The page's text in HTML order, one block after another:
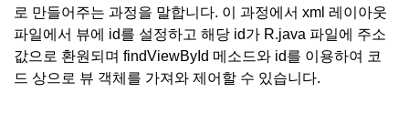
로 만들어주는 과정을 말합니다. 이 과정에서 xml 레이아웃
파일에서 뷰에 id를 설정하고 해당 id가 R.java 파일에 주소
값으로 환원되며 findViewById 메소드와 id를 이용하여 코
드 상으로 뷰 객체를 가져와 제어할 수 있습니다.